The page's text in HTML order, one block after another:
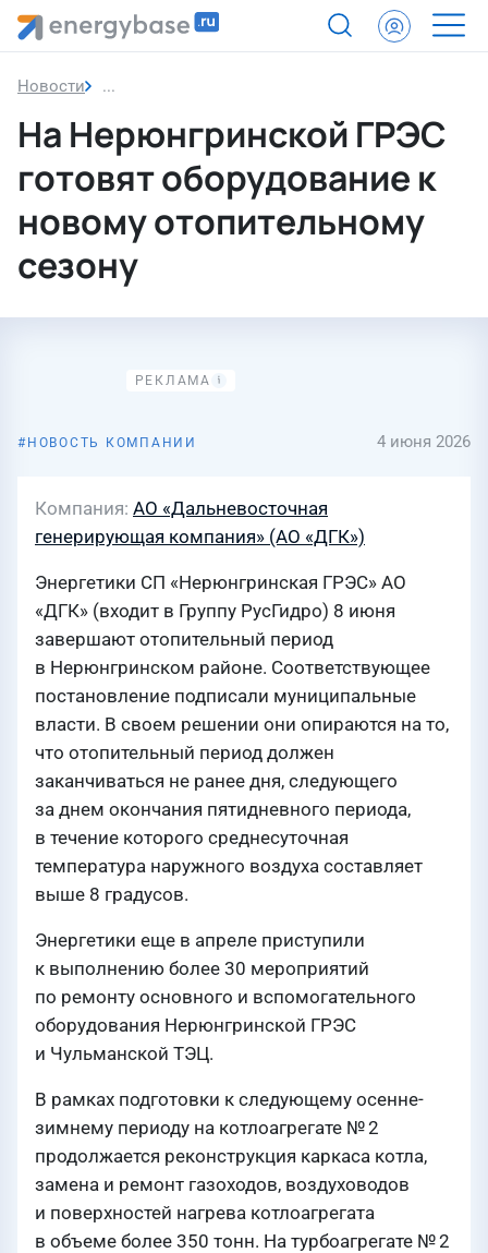
Новости На Нерюнгринской ГРЭС готовят оборудование
На Нерюнгринской ГРЭС
готовят оборудование к
новому отопительному
сезону
НОВОСТЬ КОМПАНИИ 4 июня 2026
Компания АО «Дальневосточная
генерирующая компания» (АО «ДГК»)
Энергетики СП «Нерюнгринская ГРЭС» АО
«ДГК» (входит в Группу РусГидро) 8 июня
завершают отопительный период
в Нерюнгринском районе. Соответствующее
постановление подписали муниципальные
власти. В своем решении они опираются на то,
что отопительный период должен
заканчиваться не ранее дня, следующего
за днем окончания пятидневного периода,
в течение которого среднесуточная
температура наружного воздуха составляет
выше 8 градусов.
Энергетики еще в апреле приступили
к выполнению более 30 мероприятий
по ремонту основного и вспомогательного
оборудования Нерюнгринской ГРЭС
и Чульманской ТЭЦ.
В рамках подготовки к следующему осенне-
зимнему периоду на котлоагрегате № 2
продолжается реконструкция каркаса котла,
замена и ремонт газоходов, воздуховодов
и поверхностей нагрева котлоагрегата
в объеме более 350 тонн. На турбоагрегате № 2